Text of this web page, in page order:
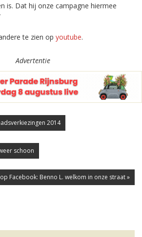
is. Dat hij onze campagne hiermee
te zien op youtube.
Advertentie
2014
schoon
Facebook: Benno L. welkom in onze straat »